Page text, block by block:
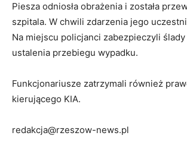
Piesza odniosła obrażenia i została
szpitala. W chwili zdarzenia jego
Na miejscu policjanci zabezpieczyli
ustalenia przebiegu wypadku.
Funkcjonariusze zatrzymali również
kierującego KIA.
redakcja@rzeszow-news.pl